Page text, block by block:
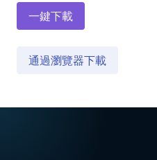
一鍵下載
通過瀏覽器下載